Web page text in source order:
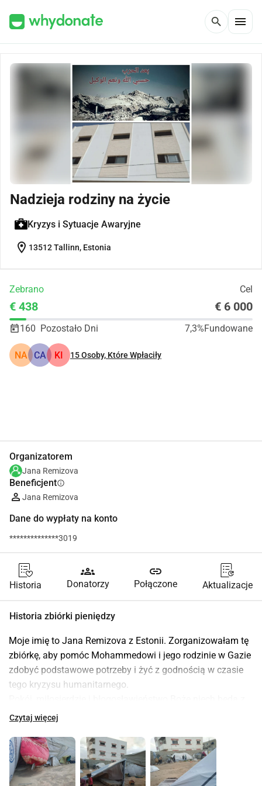
search menu
Nadzieja rodziny na życie
Kryzys i Sytuacje Awaryjne
location_on 13512 Tallinn, Estonia
Zebrano Cel
€ 438 € 6 000
160 Pozostało Dni 7,3%Fundowane
NA CA KI 15Osoby, Które Wpłaciły
Organizatorem
Jana Remizova
Beneficjentinfo
Jana Remizova
Dane do wypłaty na konto
**************3019
Historia
groups
Donatorzy
link
Połączone Aktualizacje
Historia zbiórki pieniędzy
Moje imię to Jana Remizova z Estonii. Zorganizowałam tę
zbiórkę, aby pomóc Mohammedowi i jego rodzinie w Gazie
zdobyć podstawowe potrzeby i żyć z godnością w czasie
tego kryzysu humanitarnego.
wami.
konkretnie z Shuja iyya na wschodzie. Moja rodzina składa
się z 11 osób, w tym mojej matki i ojca.
Straciliśmy wszystko, co mieliśmy nasze domy, środki do
Czytaj więcej